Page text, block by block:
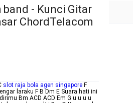
- Kunci Gitar
ChordTelacom
slot raja bola agen singapore F
laraku F B Dm E Suara hati ini
Bm ACD ACD Em G u u u u